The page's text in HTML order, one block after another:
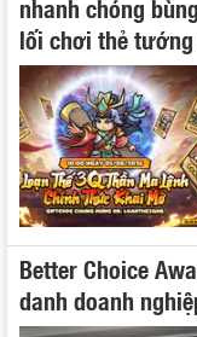
lối chơi thẻ
Better Choice
danh doanh